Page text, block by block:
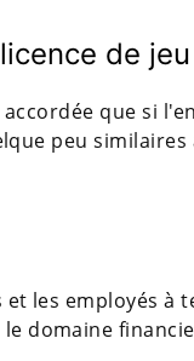
de
que si
peu
les employés à
le domaine